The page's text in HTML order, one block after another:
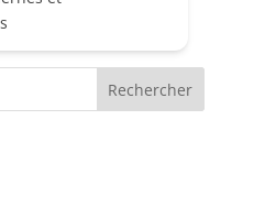
Rechercher